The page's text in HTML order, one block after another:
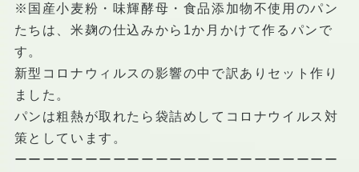
※国産小麦粉・味輝酵母・食品添加物不使用のパン
たちは、米麹の仕込みから1か月かけて作るパンで
す。
新型コロナウィルスの影響の中で訳ありセット作り
ました。
パンは粗熱が取れたら袋詰めしてコロナウイルス対
策としています。
ーーーーーーーーーーーーーーーーーーーーーーー